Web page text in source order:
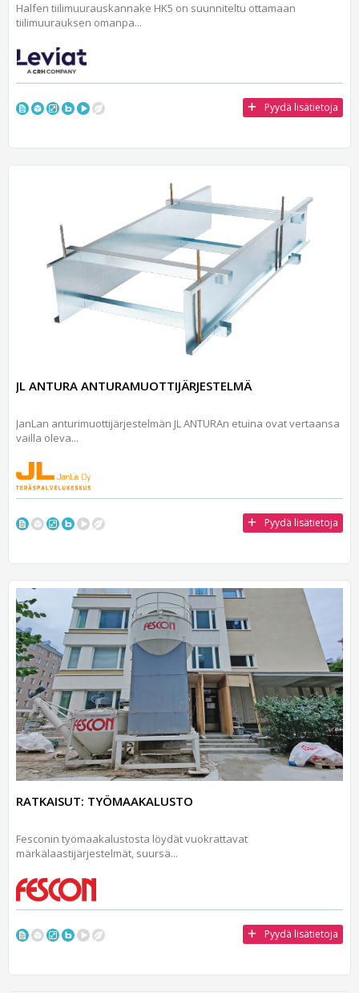
Halfen tiilimuurauskannake HK5 on suunniteltu ottamaan
tiilimuurauksen omanpa...
Pyydä lisätietoja
JL ANTURA ANTURAMUOTTIJÄRJESTELMÄ
JanLan anturimuottijärjestelmän JL ANTURAn etuina ovat vertaansa
vailla oleva...
Pyydä lisätietoja
RATKAISUT: TYÖMAAKALUSTO
Fesconin työmaakalustosta löydät vuokrattavat
märkälaastijärjestelmät, suursä...
Pyydä lisätietoja